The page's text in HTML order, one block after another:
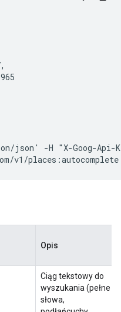
json' -H "X-Goog-Api-
Opis
Ciąg tekstowy do
wyszukania (pełne
słowa,